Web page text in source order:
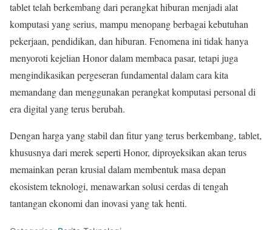
tablet telah berkembang dari perangkat hiburan menjadi alat
komputasi yang serius, mampu menopang berbagai kebutuhan
pekerjaan, pendidikan, dan hiburan. Fenomena ini tidak hanya
menyoroti kejelian Honor dalam membaca pasar, tetapi juga
mengindikasikan pergeseran fundamental dalam cara kita
memandang dan menggunakan perangkat komputasi personal di
era digital yang terus berubah.
Dengan harga yang stabil dan fitur yang terus berkembang, tablet,
khususnya dari merek seperti Honor, diproyeksikan akan terus
memainkan peran krusial dalam membentuk masa depan
ekosistem teknologi, menawarkan solusi cerdas di tengah
tantangan ekonomi dan inovasi yang tak henti.